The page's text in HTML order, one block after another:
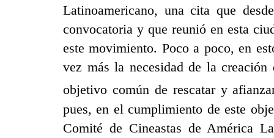
Latinoamericano, una cita que
convocatoria y que reunió en esta
este movimiento. Poco a poco, en
vez más la necesidad de la
objetivo común de rescatar y
pues, en el cumplimiento de este
Comité de Cineastas de América